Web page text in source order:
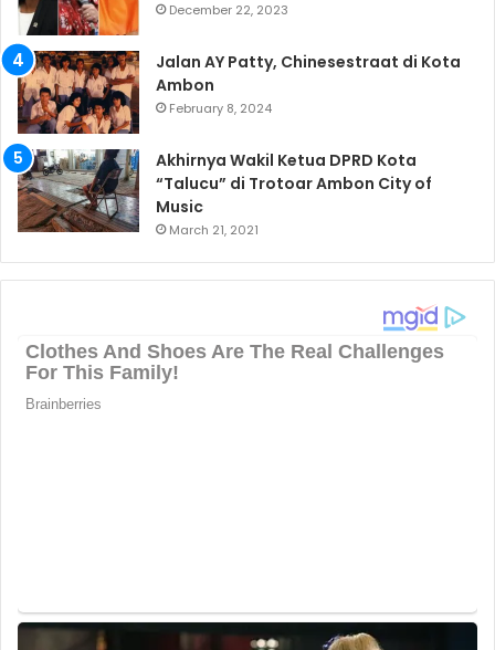
December 22, 2023
Jalan AY Patty, Chinesestraat di Kota
Ambon
February 8, 2024
Akhirnya Wakil Ketua DPRD Kota
“Talucu” di Trotoar Ambon City of
Music
March 21, 2021